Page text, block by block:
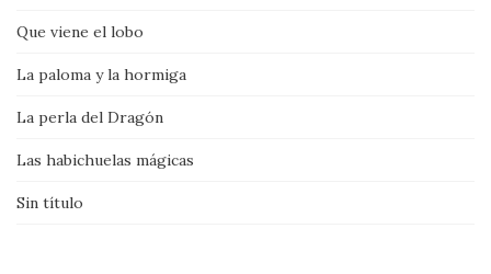
Que viene el lobo
La paloma y la hormiga
La perla del Dragón
Las habichuelas mágicas
Sin título